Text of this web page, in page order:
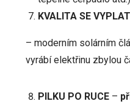
KVALITA SE VYPLATÍ
– moderním solárním
vyrábí elektřinu zbylou
PILKU PO RUCE –